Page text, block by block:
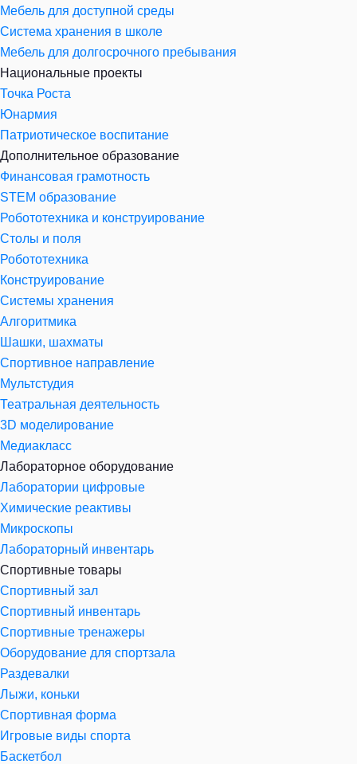
Мебель для доступной среды
Система хранения в школе
Мебель для долгосрочного пребывания
Национальные проекты
Точка Роста
Юнармия
Патриотическое воспитание
Дополнительное образование
Финансовая грамотность
STEM образование
Робототехника и конструирование
Столы и поля
Робототехника
Конструирование
Системы хранения
Алгоритмика
Шашки, шахматы
Спортивное направление
Мультстудия
Театральная деятельность
3D моделирование
Медиакласс
Лабораторное оборудование
Лаборатории цифровые
Химические реактивы
Микроскопы
Лабораторный инвентарь
Спортивные товары
Спортивный зал
Спортивный инвентарь
Спортивные тренажеры
Оборудование для спортзала
Раздевалки
Лыжи, коньки
Спортивная форма
Игровые виды спорта
Баскетбол